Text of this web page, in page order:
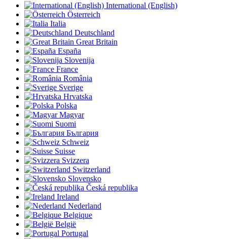
International (English)
Österreich
Italia
Deutschland
Great Britain
España
Slovenija
France
România
Sverige
Hrvatska
Polska
Magyar
Suomi
България
Schweiz
Suisse
Svizzera
Switzerland
Slovensko
Česká republika
Ireland
Nederland
Belgique
België
Portugal